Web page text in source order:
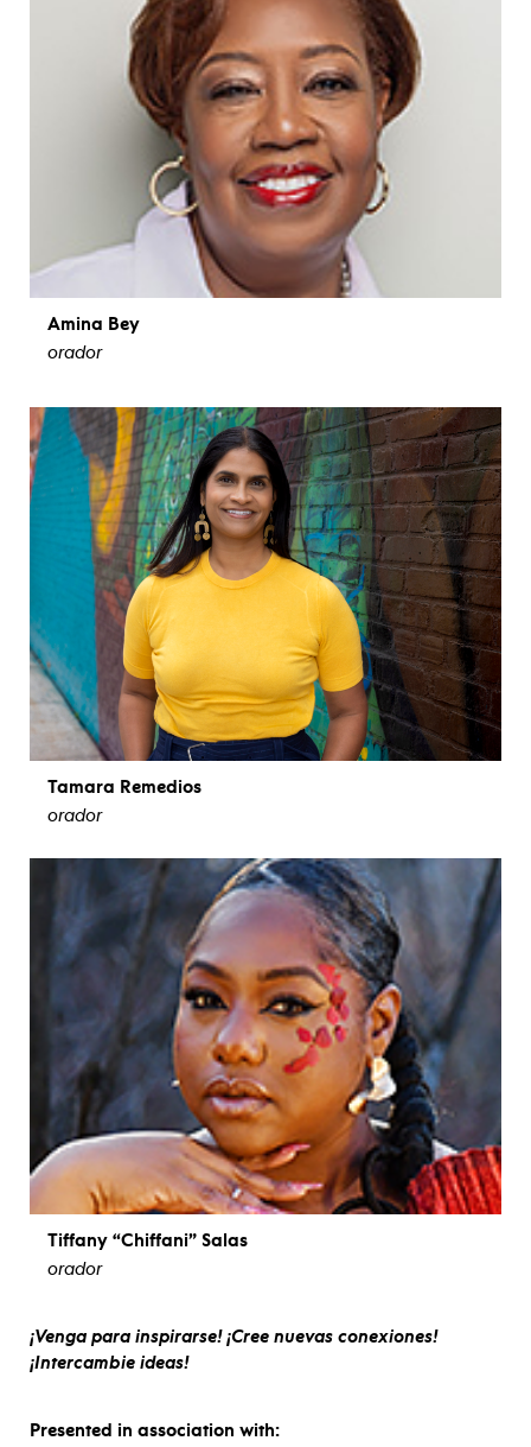
Amina Bey
orador
Tamara Remedios
orador
Tiffany “Chiffani” Salas
orador
¡Venga para inspirarse! ¡Cree nuevas conexiones!
¡Intercambie ideas!
Presented in association with: